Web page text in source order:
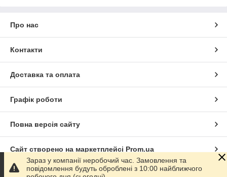
Про нас
Контакти
Доставка та оплата
Графік роботи
Повна версія сайту
Сайт створено на маркетплейсі Prom.ua
Політика конфіденційності
Зараз у компанії неробочий час. Замовлення та
повідомлення будуть оброблені з 10:00 найближчого